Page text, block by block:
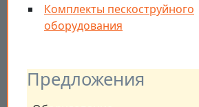
Предложения
Комплекты пескоструйного
оборудования